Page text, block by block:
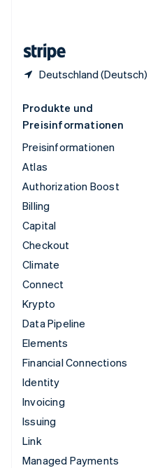
Deutschland (Deutsch)
Produkte und
Preisinformationen
Preisinformationen
Atlas
Authorization Boost
Billing
Capital
Checkout
Climate
Connect
Krypto
Data Pipeline
Elements
Financial Connections
Identity
Invoicing
Issuing
Link
Managed Payments